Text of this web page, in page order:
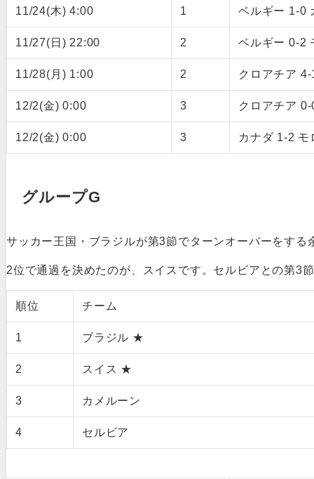
11/24(木) 4:00 1 ベルギー 1-0
11/27(日) 22:00 2 ベルギー 0-2
11/28(月) 1:00 2 クロアチア
12/2(金) 0:00 3 クロアチア
12/2(金) 0:00 3 カナダ 1-2 モ
グループG
サッカー王国・ブラジルが第3節でターンオーバーをす
2位で通過を決めたのが、スイスです。セルビアとの第3
順位 チーム
1 ブラジル ★
2 スイス ★
3 カメルーン
4 セルビア